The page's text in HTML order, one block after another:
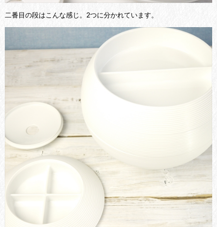
二番目の段はこんな感じ。2つに分かれています。